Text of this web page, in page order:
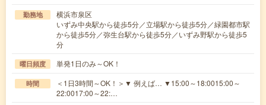
勤務地
横浜市泉区
いずみ中央駅から徒歩5分／立場駅から徒歩5分／緑園都市駅
から徒歩5分／弥生台駅から徒歩5分／いずみ野駅から徒歩5
分
曜日頻度 単発1日のみ～OK！
時間
＜1日3時間～OK！＞▼ 例えば… ▼15:00～18:0015:00～
22:0017:00～22:…